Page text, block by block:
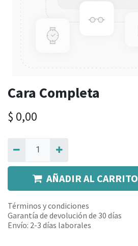
Cara Completa
$ 0,00
AÑADIR AL CARRITO
Términos y condiciones
Garantía de devolución de 30 días
Envío: 2-3 días laborales